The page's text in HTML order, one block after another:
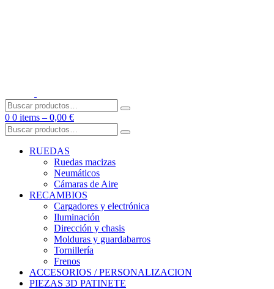
Buscar
por:
0 0 items – 0,00 €
Buscar
por:
RUEDAS
Ruedas macizas
Neumáticos
Cámaras de Aire
RECAMBIOS
Cargadores y electrónica
Iluminación
Dirección y chasis
Molduras y guardabarros
Tornillería
Frenos
ACCESORIOS / PERSONALIZACION
PIEZAS 3D PATINETE